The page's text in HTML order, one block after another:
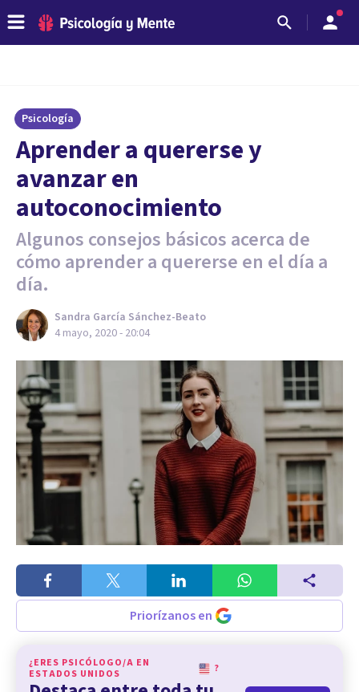
Psicología
Aprender a quererse y
avanzar en
autoconocimiento
Algunos consejos básicos acerca de
cómo aprender a quererse en el día a
día.
Sandra García Sánchez-Beato
4 mayo, 2020 - 20:04
Priorízanos en
¿ERES PSICÓLOGO/A EN
ESTADOS UNIDOS
?